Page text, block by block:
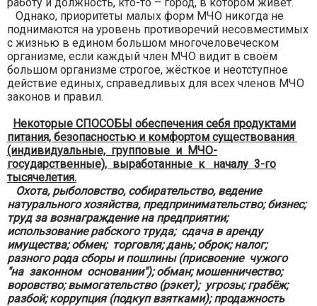
работу и должность, кто-то – город, в котором живёт.
Однако, приоритеты малых форм МЧО никогда не
поднимаются на уровень противоречий несовместимых
с жизнью в едином большом многочеловеческом
организме, если каждый член МЧО видит в своём
большом организме строгое, жёсткое и неотступное
действие единых, справедливых для всех членов МЧО
законов и правил.
Некоторые СПОСОБЫ обеспечения себя продуктами
питания, безопасностью и комфортом существования
(индивидуальные, групповые и МЧО-
государственные), выработанные к началу 3-го
тысячелетия.
Охота, рыболовство, собирательство, ведение
натурального хозяйства, предпринимательство; бизнес;
труд за вознаграждение на предприятии;
использование рабского труда; сдача в аренду
имущества; обмен; торговля; дань; оброк; налог;
разного рода сборы и пошлины (присвоение чужого
"на законном основании"); обман; мошенничество;
воровство; вымогательство (рэкет); угрозы; грабёж;
разбой; коррупция (подкуп взятками); продажность